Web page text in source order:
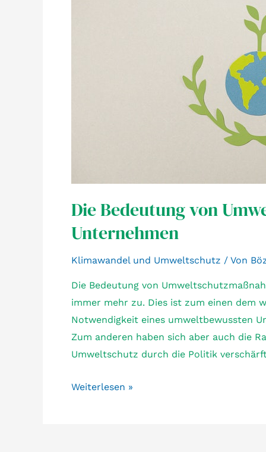
Die Bedeutung von
Unternehmen
Klimawandel und Umweltschutz / Von
Die Bedeutung von
immer mehr zu. Dies ist zum einen dem
Notwendigkeit eines umweltbewussten
Zum anderen haben sich aber auch die
Umweltschutz durch die Politik
Die
Weiterlesen »